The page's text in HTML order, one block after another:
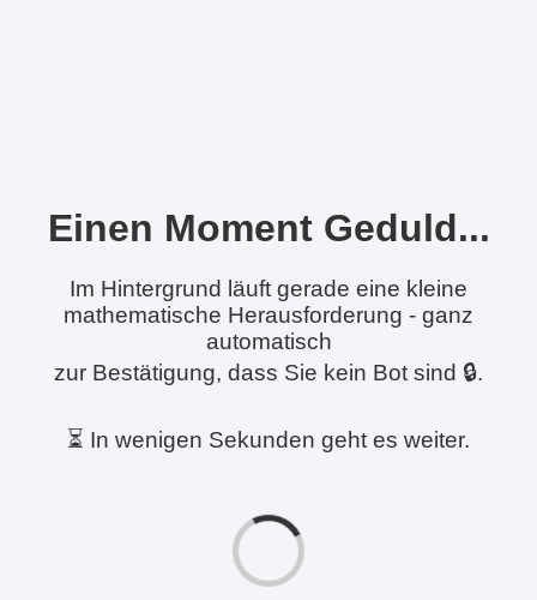
Einen Moment Geduld...
Im Hintergrund läuft gerade eine kleine
mathematische Herausforderung - ganz
automatisch
zur Bestätigung, dass Sie kein Bot sind 🔒.
⏳ In wenigen Sekunden geht es weiter.